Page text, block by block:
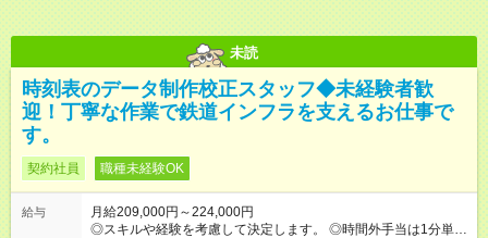
未読
時刻表のデータ制作校正スタッフ◆未経験者歓
迎！丁寧な作業で鉄道インフラを支えるお仕事で
す。
契約社員 職種未経験OK
給与
月給209,000円～224,000円
◎スキルや経験を考慮して決定します。 ◎時間外手当は1分単位